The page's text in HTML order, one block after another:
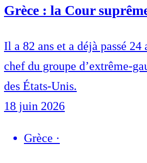
Grèce : la Cour
Il a 82 ans et a déjà passé
chef du groupe d’extrême-
des États-Unis.
18 juin 2026
Grèce ·